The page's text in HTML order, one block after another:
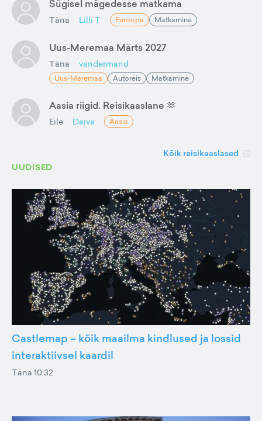
Sügisel mägedesse matkama
Täna Lilli T Euroopa Matkamine
Uus-Meremaa Märts 2027
Täna vandermand
Uus-Meremaa Autoreis Matkamine
Aasia riigid. Reisikaaslane 🫶
Eile Daiva Aasia
Kõik reisikaaslased
UUDISED
Castlemap – kõik maailma kindlused ja lossid
interaktiivsel kaardil
Täna 10:32